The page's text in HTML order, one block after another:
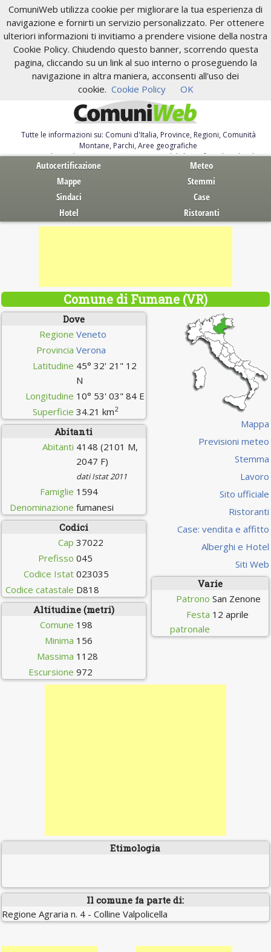
ComuniWeb utilizza cookie per migliorare la tua esperienza di
navigazione e fornirti un servizio personalizzato. Per ottenere
ulteriori informazioni ti invitiamo a prendere visione della nostra
Cookie Policy. Chiudendo questo banner, scorrendo questa
pagina, cliccando su un link al suo interno o proseguendo la
navigazione in altra maniera, acconsenti all'uso dei
cookie. Cookie Policy OK
Tutte le informazioni su: Comuni d'Italia, Province, Regioni, Comunità
Montane, Parchi, Aree geografiche
Servizi al Cittadino. Autocertificazione, moduli, leggi, free download
Autocertificazione
Meteo
Mappe
Stemmi
Sindaci
Case
Hotel
Ristoranti
Comune di Fumane (VR)
Dove
Regione Veneto
Provincia Verona
Latitudine 45° 32' 21" 12
N
Longitudine 10° 53' 03" 84 E
Superficie 34.21 km2
Abitanti
Abitanti 4148 (2101 M,
2047 F)
dati Istat 2011
Famiglie 1594
Denominazione fumanesi
Codici
Cap 37022
Prefisso 045
Codice Istat 023035
Codice catastale D818
Altitudine (metri)
Comune 198
Minima 156
Massima 1128
Escursione 972
Mappa
Previsioni meteo
Stemma
Lavoro
Sito ufficiale
Ristoranti
Case: vendita e affitto
Alberghi e Hotel
Siti Web
Varie
Patrono San Zenone
Festa
patronale
12 aprile
Etimologia
Il comune fa parte di:
Regione Agraria n. 4 - Colline Valpolicella